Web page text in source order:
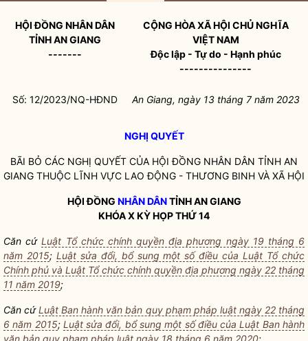
HỘI ĐỒNG NHÂN DÂN
TỈNH AN GIANG
-------
CỘNG HÒA XÃ HỘI CHỦ NGHĨA
VIỆT NAM
Độc lập - Tự do - Hạnh phúc
---------------
Số: 12/2023/NQ-HĐND An Giang, ngày 13 tháng 7 năm 2023
NGHỊ QUYẾT
BÃI BỎ CÁC NGHỊ QUYẾT CỦA HỘI ĐỒNG NHÂN DÂN TỈNH AN
GIANG THUỘC LĨNH VỰC LAO ĐỘNG - THƯƠNG BINH VÀ XÃ HỘI
HỘI ĐỒNG NHÂN DÂNTỈNH AN GIANG
KHÓA X KỲ HỌP THỨ 14
Căn cứLuật Tổ chức chính quyền địa phương ngày 19 tháng 6
năm 2015; Luật sửa đổi, bổ sung một số điều của Luật Tổ chức
Chính phủ và Luật Tổ chức chính quyền địa phương ngày 22 tháng
11 năm 2019;
Căn cứLuật Ban hành văn bản quy phạm pháp luật ngày 22 tháng
6 năm 2015; Luật sửa đổi, bổ sung một số điều của Luật Ban hành
văn bản quy phạm pháp luật ngày 18 tháng 6 năm 2020;